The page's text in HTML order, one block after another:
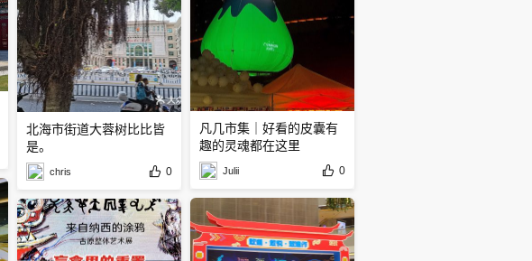
北海市街道大蓉树比比皆
是。
chris 0
凡几市集｜好看的皮囊有
趣的灵魂都在这里
Julii 0